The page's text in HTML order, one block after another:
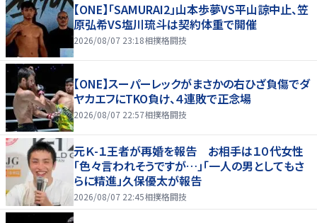
【ONE】「SAMURAI2」山本歩夢VS平山諒中止、笠
原弘希VS塩川琉斗は契約体重で開催
2026/08/07 23:18相撲格闘技
【ONE】スーパーレックがまさかの右ひざ負傷でダ
ヤカエフにTKO負け、４連敗で正念場
2026/08/07 22:57相撲格闘技
元Ｋ-１王者が再婚を報告 お相手は１０代女性
「色々言われそうですが…」「一人の男としてもさ
らに精進」久保優太が報告
2026/08/07 22:45相撲格闘技